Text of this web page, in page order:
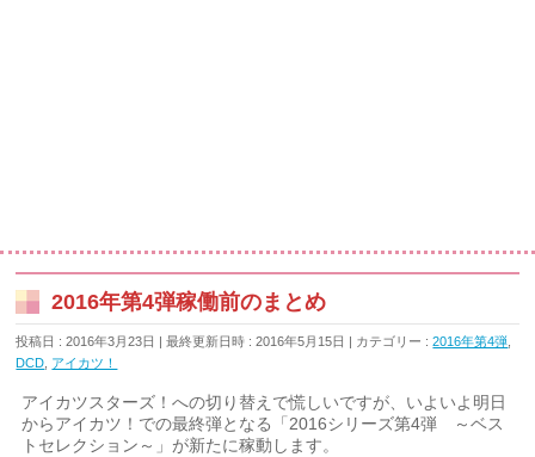
2016年第4弾稼働前のまとめ
投稿日 : 2016年3月23日 最終更新日時 : 2016年5月15日 カテゴリー :2016年第4弾
DCD アイカツ！
アイカツスターズ！への切り替えで慌しいですが、いよいよ明日
からアイカツ！での最終弾となる「2016シリーズ第4弾 ～ベス
トセレクション～」が新たに稼動します。